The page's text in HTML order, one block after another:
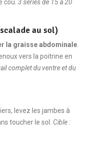
cou. 3 séries de 15 à 20
au sol)
la graisse abdominale.
vers la poitrine en
complet du ventre et du
levez les jambes à
toucher le sol. Cible :